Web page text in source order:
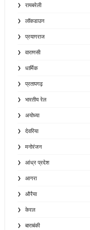
रायबरेली
लॉकडाउन
प्रयागराज
वाराणसी
धार्मिक
प्रतापगढ़
भारतीय रेल
अयोध्या
देवरिया
मनोरंजन
आंध्र प्रदेश
आगरा
औरैया
केरल
बाराबंकी